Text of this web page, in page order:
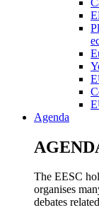
Agenda
The EESC
organises
debates